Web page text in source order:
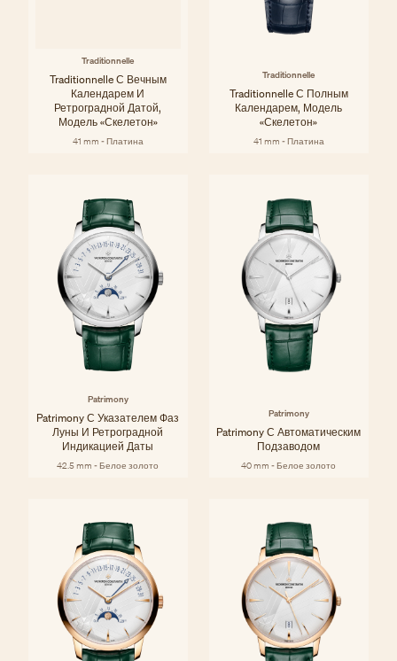
Traditionnelle
Traditionnelle С Вечным
Календарем И
Ретроградной Датой,
Модель «скелетон»
41 mm - Платина
Traditionnelle
Traditionnelle С Полным
Календарем, Модель
«скелетон»
41 mm - Платина
Patrimony
Patrimony С Указателем Фаз
Луны И Ретроградной
Индикацией Даты
42.5 mm - Белое золото
Patrimony
Patrimony С Автоматическим
Подзаводом
40 mm - Белое золото